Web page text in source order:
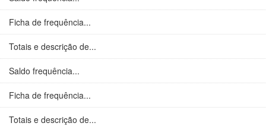
Ficha de frequência...
Totais e descrição de...
Saldo frequência...
Ficha de frequência...
Totais e descrição de...